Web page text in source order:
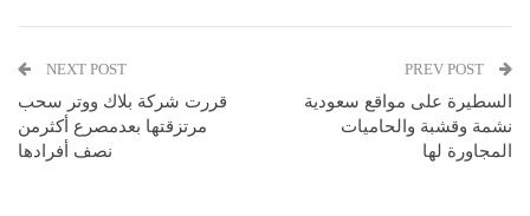
السطيرة على مواقع سعودية
نشمة وقشبة والحاميات
المجاورة لها
NEXT POST
قررت شركة بلاك ووتر سحب
مرتزقتها بعدمصرع أكثرمن
نصف أفرادها